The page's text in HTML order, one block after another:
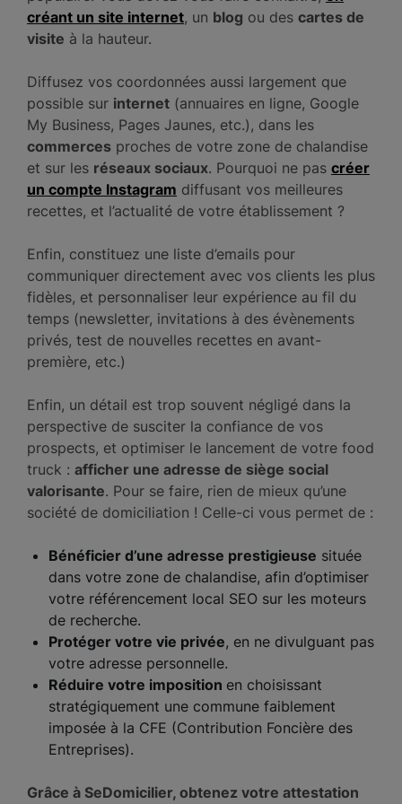
créant un site internet, un blog ou des cartes de
visite à la hauteur.
Diffusez vos coordonnées aussi largement que
possible sur internet (annuaires en ligne, Google
My Business, Pages Jaunes, etc.), dans les
commerces proches de votre zone de chalandise
et sur les réseaux sociaux. Pourquoi ne pas créer
un compte Instagram diffusant vos meilleures
recettes, et l’actualité de votre établissement ?
Enfin, constituez une liste d’emails pour
communiquer directement avec vos clients les plus
fidèles, et personnaliser leur expérience au fil du
temps (newsletter, invitations à des évènements
privés, test de nouvelles recettes en avant-
première, etc.)
Enfin, un détail est trop souvent négligé dans la
perspective de susciter la confiance de vos
prospects, et optimiser le lancement de votre food
truck : afficher une adresse de siège social
valorisante. Pour se faire, rien de mieux qu’une
société de domiciliation ! Celle-ci vous permet de :
Bénéficier d’une adresse prestigieuse située
dans votre zone de chalandise, afin d’optimiser
votre référencement local SEO sur les moteurs
de recherche.
Protéger votre vie privée, en ne divulguant pas
votre adresse personnelle.
Réduire votre imposition en choisissant
stratégiquement une commune faiblement
imposée à la CFE (Contribution Foncière des
Entreprises).
Grâce à SeDomicilier, obtenez votre attestation